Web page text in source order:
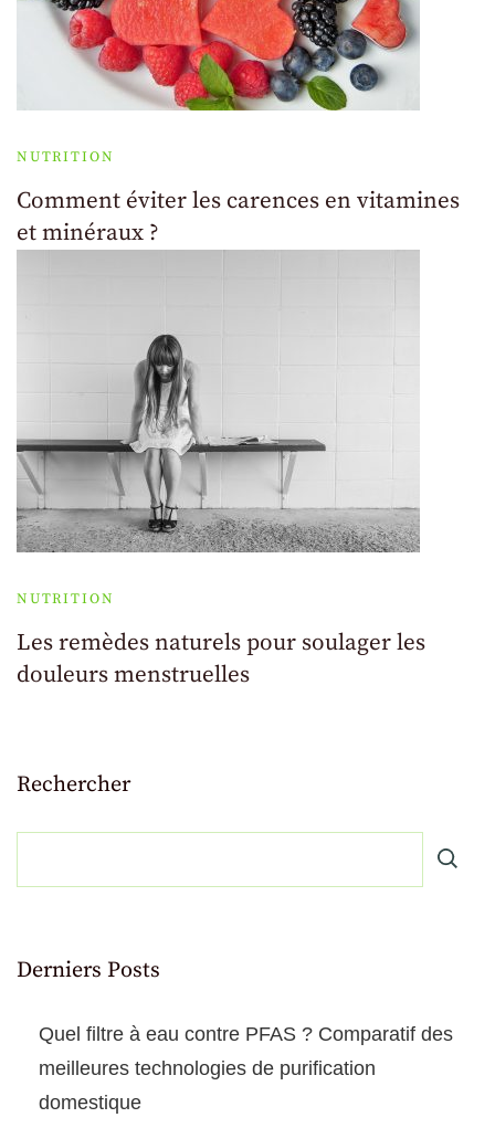
NUTRITION
Comment éviter les carences en vitamines
et minéraux ?
NUTRITION
Les remèdes naturels pour soulager les
douleurs menstruelles
Rechercher
Derniers Posts
Quel filtre à eau contre PFAS ? Comparatif des
meilleures technologies de purification
domestique